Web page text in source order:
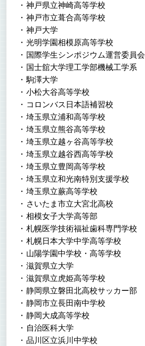
神戸県立神崎高等学校
神戸市立葺合高等学校
神戸大学
光明学園相模原高等学校
国際学生シンポジウム運営委員会
国士舘大学理工学部機械工学系
駒澤大学
小松大谷高等学校
コロンバス日本語補習校
埼玉県立浦和高等学校
埼玉県立熊谷高等学校
埼玉県立越ヶ谷高等学校
埼玉県立越谷西高等学校
埼玉県立豊岡高等学校
埼玉県立和光南特別支援学校
埼玉県立蕨高等学校
さいたま市立大宮北高校
相模女子大学高等部
札幌医学技術福祉歯科専門学校
札幌日本大学中学高等学校
山陽学園中学校・高等学校
滋賀県立大学
滋賀県立虎姫高等学校
静岡県立磐田北高校サッカー部
静岡市立長田南中学校
静岡大成高等学校
自治医科大学
品川区立浜川中学校